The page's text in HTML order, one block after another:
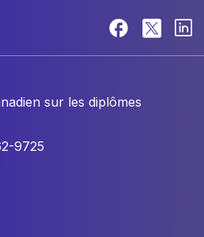
sur les diplômes
9725